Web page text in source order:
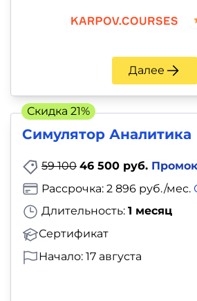
Далее
Симулятор Аналитика
59 100 46 500 руб.
Длительность: 1 месяц
Сертификат
Рассрочка: 2 896 руб./мес.
Начало: 17 августа
Скидка 21%